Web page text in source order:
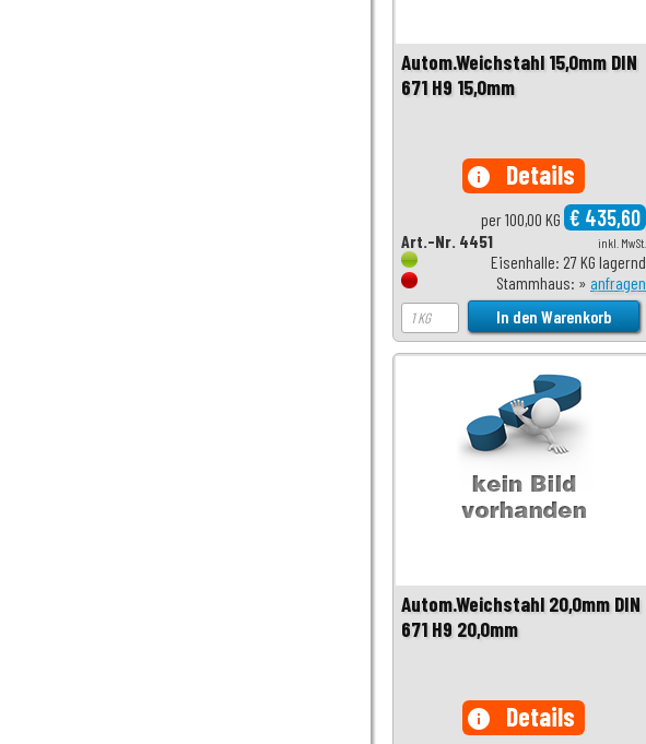
Autom.Weichstahl 15,0mm DIN
671 H9 15,0mm
info Details
per 100,00 KG € 435,60
inkl. MwSt.
Art.-Nr. 4451
Eisenhalle: 27 KG lagernd
Stammhaus: » anfragen
Autom.Weichstahl 20,0mm DIN
671 H9 20,0mm
info Details